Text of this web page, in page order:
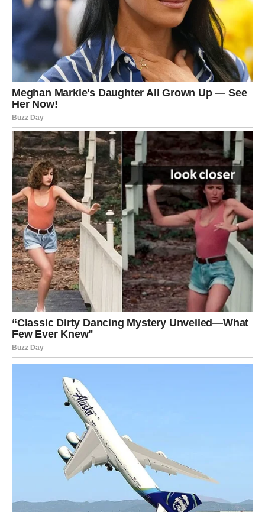
upoznati ljude koji će im otvoriti vrata uspeha.
Posebno je naglašena mogućnost velikog finansijskog
napretka kroz nešto što su dugo odlagali. Sve ono što su
ranije smatrali rizičnim sada bi moglo doneti ogromnu
zaradu.
Jarčevi će konačno osetiti da mogu da žive bez stalnog
straha od troškova. Neki će prvi put posle mnogo godina
imati dovoljno novca da sebi ispune želju bez griže
savesti.
Ali ono što će ih najviše usrećiti jeste osećaj mira. Neće
više morati da brinu da li će imati dovoljno. Pred njima je
period sigurnosti, obilja i velikih mogućnosti.